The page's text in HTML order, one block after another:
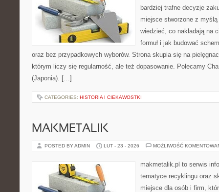
bardziej trafne decyzje
miejsce stworzone z
wiedzieć, co nakładają na
formuł i jak budować
oraz bez przypadkowych wyborów. Strona skupia się na
którym liczy się regularność, ale też dopasowanie. Polecamy
(Japonia). […]
CATEGORIES: HISTORIA I CIEKAWOSTKI
MAKMETALIK
POSTED BY ADMIN LUT - 23 - 2026 MOŻLIWOŚĆ
makmetalik.pl to serwis
tematyce recyklingu oraz
miejsce dla osób i firm,